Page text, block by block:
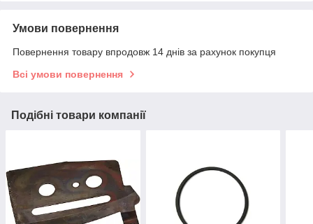
Умови повернення
Повернення товару впродовж 14 днів за рахунок покупця
Всі умови повернення
Подібні товари компанії